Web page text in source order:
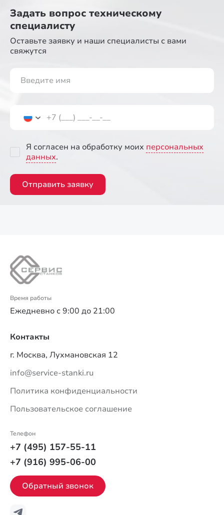
Задать вопрос техническому
специалисту
Оставьте заявку и наши специалисты с вами
свяжутся
Я согласен на обработку моих персональных
данных.
Отправить заявку
Время работы
Ежедневно с 9:00 до 21:00
Контакты
г. Москва, Лухмановская 12
info@service-stanki.ru
Политика конфиденциальности
Пользовательское соглашение
Телефон
+7 (495) 157-55-11
+7 (916) 995-06-00
Обратный звонок